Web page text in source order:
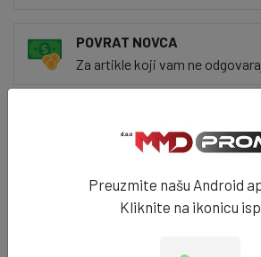
POVRAT NOVCA
Za artikle koji vam ne
Za 24h na vašim vratima
Povezani artikliPreuzmite našu Android
Kliknite na ikonicu